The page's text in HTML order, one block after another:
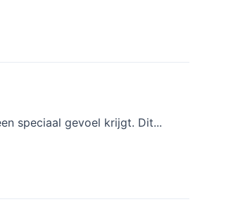
speciaal gevoel krijgt. Dit...